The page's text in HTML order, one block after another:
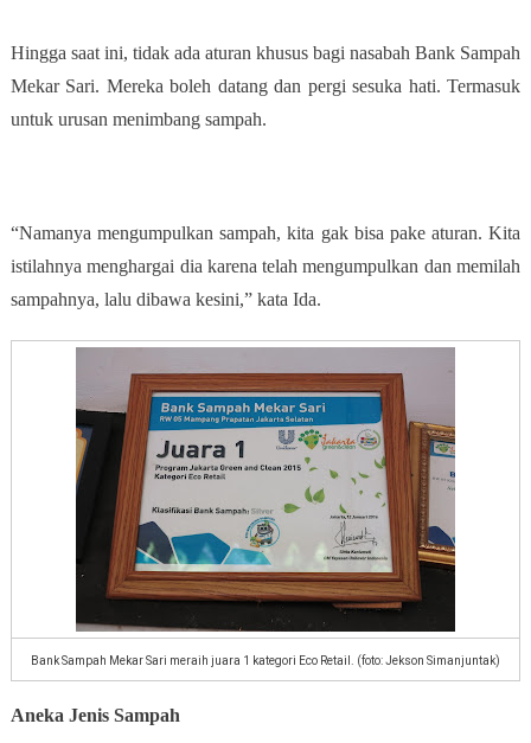
Hingga saat ini, tidak ada aturan khusus bagi nasabah Bank Sampah
Mekar Sari. Mereka boleh datang dan pergi sesuka hati. Termasuk
untuk urusan menimbang sampah.
“Namanya mengumpulkan sampah, kita gak bisa pake aturan. Kita
istilahnya menghargai dia karena telah mengumpulkan dan memilah
sampahnya, lalu dibawa kesini,” kata Ida.
Bank Sampah Mekar Sari meraih juara 1 kategori Eco Retail. (foto: Jekson Simanjuntak)
Aneka Jenis Sampah